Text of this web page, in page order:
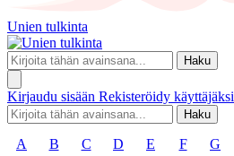
Unien tulkinta
Haku
Kirjaudu sisään Rekisteröidy käyttäjäksi
Haku
A B C D E F G